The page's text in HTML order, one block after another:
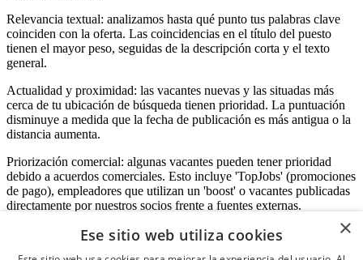
Relevancia textual: analizamos hasta qué punto tus palabras clave
coinciden con la oferta. Las coincidencias en el título del puesto
tienen el mayor peso, seguidas de la descripción corta y el texto
general.
Actualidad y proximidad: las vacantes nuevas y las situadas más
cerca de tu ubicación de búsqueda tienen prioridad. La puntuación
disminuye a medida que la fecha de publicación es más antigua o la
distancia aumenta.
Priorización comercial: algunas vacantes pueden tener prioridad
debido a acuerdos comerciales. Esto incluye 'TopJobs' (promociones
de pago), empleadores que utilizan un 'boost' o vacantes publicadas
directamente por nuestros socios frente a fuentes externas.
×
Ese sitio web utiliza cookies